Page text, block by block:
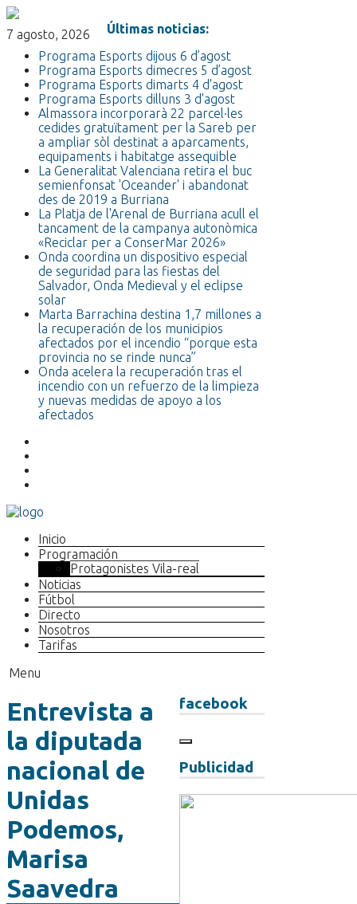
7 agosto, 2026
Últimas noticias:
Programa Esports dijous 6 d’agost
Programa Esports dimecres 5 d’agost
Programa Esports dimarts 4 d'agost
Programa Esports dilluns 3 d'agost
Almassora incorporarà 22 parcel·les
cedides gratuïtament per la Sareb per
a ampliar sòl destinat a aparcaments,
equipaments i habitatge assequible
La Generalitat Valenciana retira el buc
semienfonsat 'Oceander' i abandonat
des de 2019 a Burriana
La Platja de l'Arenal de Burriana acull el
tancament de la campanya autonòmica
«Reciclar per a ConserMar 2026»
Onda coordina un dispositivo especial
de seguridad para las fiestas del
Salvador, Onda Medieval y el eclipse
solar
Marta Barrachina destina 1,7 millones a
la recuperación de los municipios
afectados por el incendio “porque esta
provincia no se rinde nunca”
Onda acelera la recuperación tras el
incendio con un refuerzo de la limpieza
y nuevas medidas de apoyo a los
afectados
Inicio
Programación
Protagonistes Vila-real
Noticias
Fútbol
Directo
Nosotros
Tarifas
Menu
facebook
Publicidad
Entrevista a
la diputada
nacional de
Unidas
Podemos,
Marisa
Saavedra